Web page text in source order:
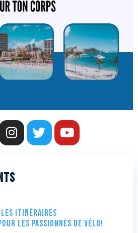
les itinéraires
les passionnés de vélo!